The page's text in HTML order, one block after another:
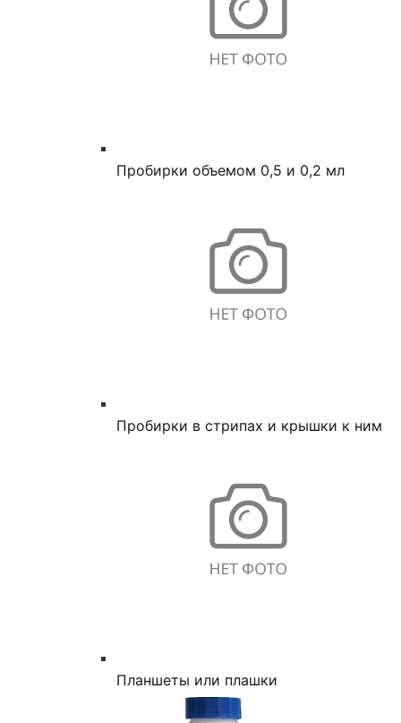
Пробирки объемом 0,5 и 0,2 мл
Пробирки в стрипах и крышки к ним
Планшеты или плашки